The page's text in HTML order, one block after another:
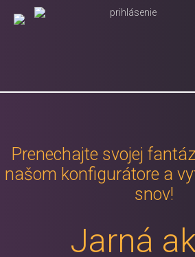
prihlásenie
Prenechajte svojej
našom konfigurátore a
snov!
Jarná